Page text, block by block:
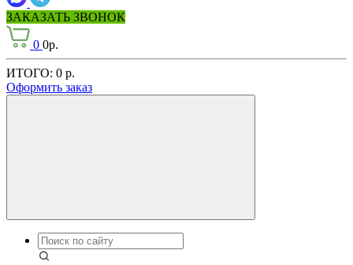
ЗАКАЗАТЬ ЗВОНОК
0 0р.
ИТОГО: 0 р.
Оформить заказ